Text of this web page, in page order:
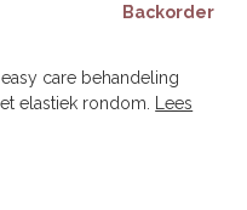
Backorder
care behandeling
elastiek rondom.
Lees